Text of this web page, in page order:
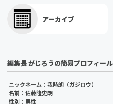
アーカイブ
編集長 がじろうの簡易プロフィール
ニックネーム：我時朗（ガジロウ）
名前：佐藤隆史朗
性別：男性